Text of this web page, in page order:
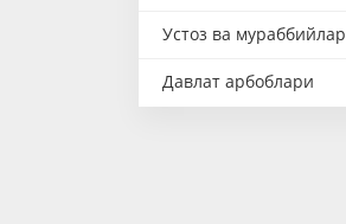
Устоз ва мураббийлар
Давлат арбоблари